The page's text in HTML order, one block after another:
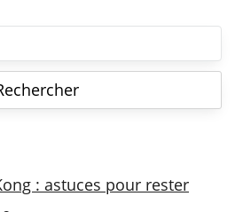
: astuces pour rester